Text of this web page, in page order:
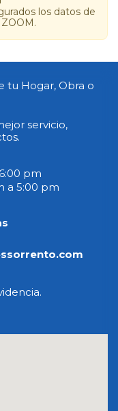
los datos de
tu Hogar, Obra o
servicio,
pm
a 5:00 pm